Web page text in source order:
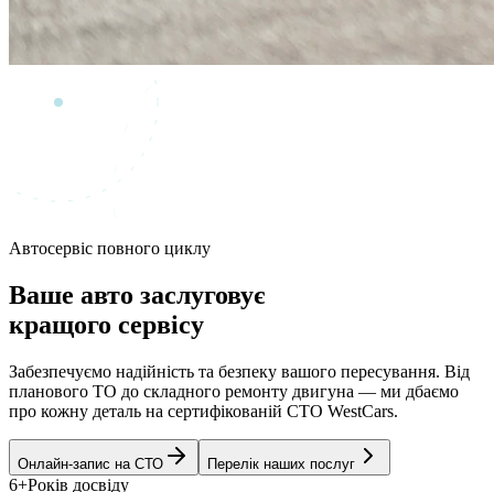
Автосервіс повного циклу
Ваше авто заслуговує
кращого сервісу
Забезпечуємо надійність та безпеку вашого пересування. Від
планового ТО до складного ремонту двигуна — ми дбаємо
про кожну деталь на сертифікованій СТО WestCars.
Онлайн-запис на СТО Перелік наших послуг
6+Років досвіду